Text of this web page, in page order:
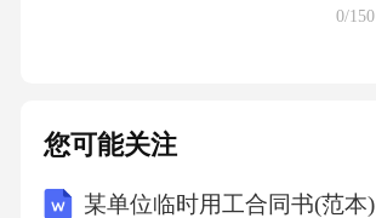
0/150
您可能关注
某单位临时用工合同书(范本)